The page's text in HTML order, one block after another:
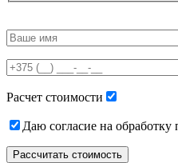
leave
field
empty.
Расчет стоимости
Даю согласие на